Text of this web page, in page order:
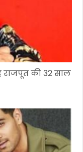
राजपूत की 32 साल